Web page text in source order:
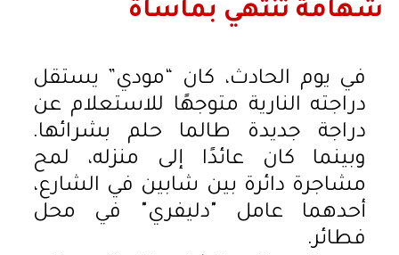
شهامة تنتهي بمأساة
في يوم الحادث، كان “مودي” يستقل
دراجته النارية متوجهًا للاستعلام عن
دراجة جديدة طالما حلم بشرائها.
وبينما كان عائدًا إلى منزله، لمح
مشاجرة دائرة بين شابين في الشارع،
أحدهما عامل "دليفري" في محل
فطائر.